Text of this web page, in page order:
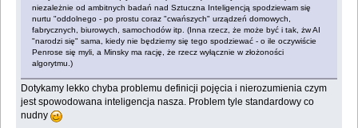
niezależnie od ambitnych badań nad Sztuczna Inteligencją spodziewam się
nurtu "oddolnego - po prostu coraz "cwańszych" urządzeń domowych,
fabrycznych, biurowych, samochodów itp. (Inna rzecz, że może być i tak, żw AI
"narodzi się" sama, kiedy nie będziemy się tego spodziewać - o ile oczywiście
Penrose się myli, a Minsky ma rację, że rzecz wyłącznie w złożoności
algorytmu.)
Dotykamy lekko chyba problemu definicji pojęcia i nierozumienia czym
jest spowodowana inteligencja nasza. Problem tyle standardowy co
nudny